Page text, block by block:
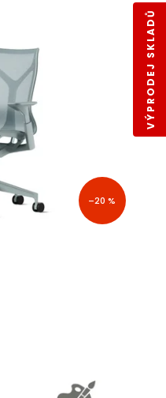
–20 %
VÝPRODEJ SKLADŮ